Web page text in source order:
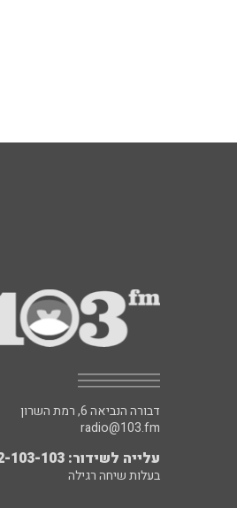
דבורה הנביאה 6, רמת השרון
radio@103.fm
עלייה לשידור: 0552-103-103
בעלות שיחה רגילה